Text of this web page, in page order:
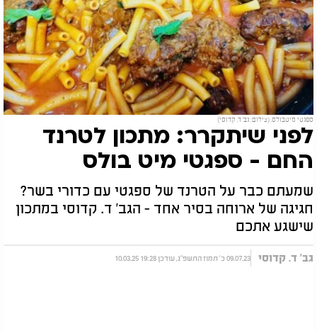
ספגטי מיטבולס. (צילום: גב' ד. קדוסי)
לפני שיתקרר: מתכון לטרנד
החם - ספגטי מיט בולס
שמעתם כבר על הטרנד של ספגטי עם כדורי בשר?
חגיגה של ארוחה בסיר אחד - הגב' ד. קדוסי במתכון
שישגע אתכם
גב' ד. קדוסי 09.07.23 כ' תמוז התשפ"ג, עודכן 19:28 10.03.25